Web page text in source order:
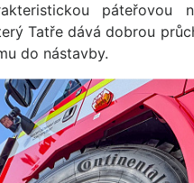
páteřovou
Tatře dává dobrou
do nástavby.